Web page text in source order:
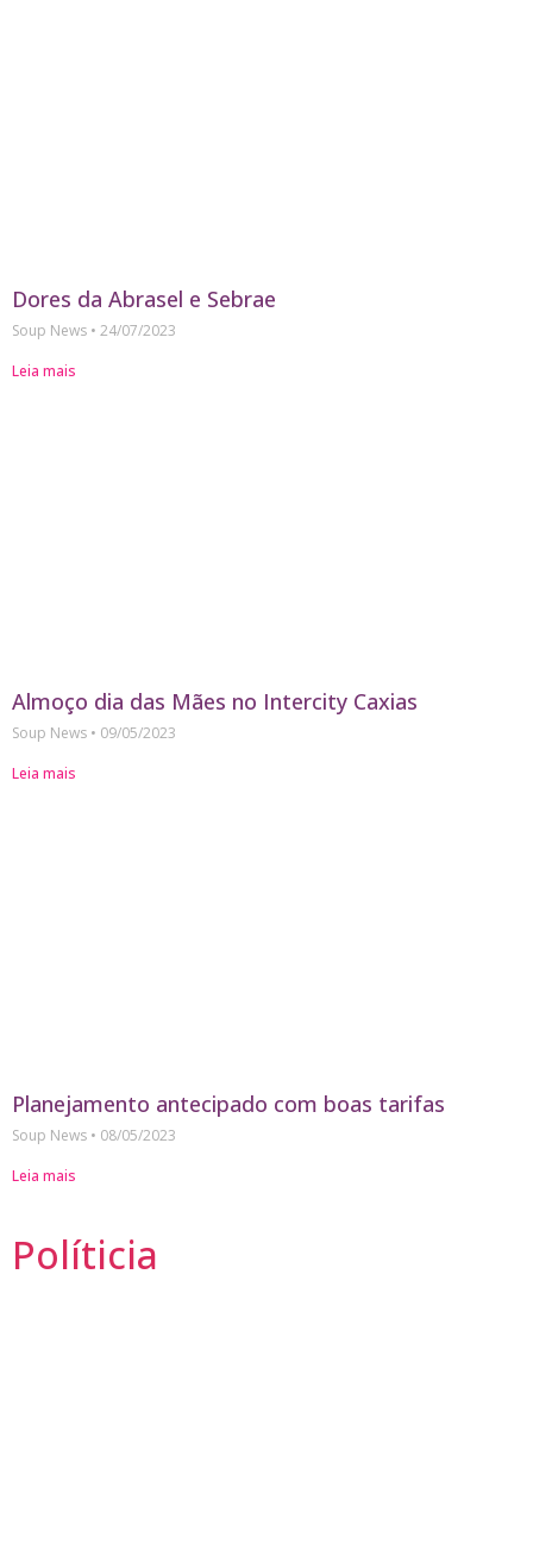
Dores da Abrasel e Sebrae
Soup News
24/07/2023
Leia mais
Almoço dia das Mães no Intercity Caxias
Soup News
09/05/2023
Leia mais
Planejamento antecipado com boas tarifas
Soup News
08/05/2023
Leia mais
Políticia